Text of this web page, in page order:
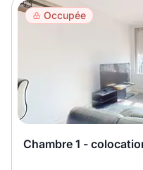
Occupée
Chambre 1 -